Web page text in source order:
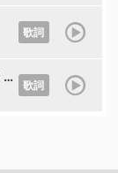
歌詞
歌詞